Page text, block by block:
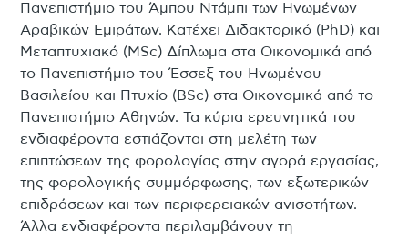
Πανεπιστήμιο του Άμπου Ντάμπι των Ηνωμένων
Αραβικών Εμιράτων. Κατέχει Διδακτορικό (PhD) και
Μεταπτυχιακό (MSc) Δίπλωμα στα Οικονομικά από
το Πανεπιστήμιο του Έσσεξ του Ηνωμένου
Βασιλείου και Πτυχίο (BSc) στα Οικονομικά από το
Πανεπιστήμιο Αθηνών. Τα κύρια ερευνητικά του
ενδιαφέροντα εστιάζονται στη μελέτη των
επιπτώσεων της φορολογίας στην αγορά εργασίας,
της φορολογικής συμμόρφωσης, των εξωτερικών
επιδράσεων και των περιφερειακών ανισοτήτων.
Άλλα ενδιαφέροντα περιλαμβάνουν τη